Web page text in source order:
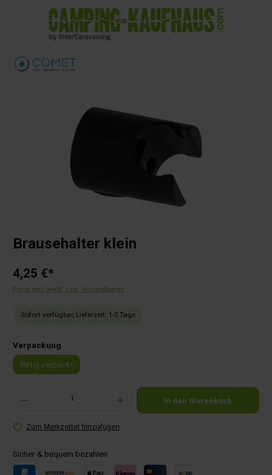
springen
Brausehalter klein
4,25 €*
Preise inkl. MwSt. zzgl. Versandkosten
Sofort verfügbar, Lieferzeit: 1-2 Tage
Verpackung
fertig verpackt
Produkt Anzahl: Gib den gewünschten Wert ein oder benutze die Schaltflächen um die
In den Warenkorb
Zum Merkzettel hinzufügen
Sicher & bequem bezahlen